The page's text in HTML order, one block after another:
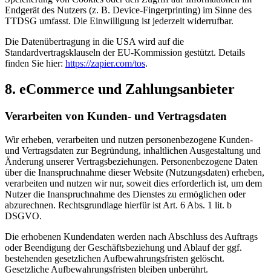
Endgerät des Nutzers (z. B. Device-Fingerprinting) im Sinne des
TTDSG umfasst. Die Einwilligung ist jederzeit widerrufbar.
Die Datenübertragung in die USA wird auf die
Standardvertragsklauseln der EU-Kommission gestützt. Details
finden Sie hier: https://zapier.com/tos.
8. eCommerce und Zahlungs­anbieter
Verarbeiten von Kunden- und Vertragsdaten
Wir erheben, verarbeiten und nutzen personenbezogene Kunden-
und Vertragsdaten zur Begründung, inhaltlichen Ausgestaltung und
Änderung unserer Vertragsbeziehungen. Personenbezogene Daten
über die Inanspruchnahme dieser Website (Nutzungsdaten) erheben,
verarbeiten und nutzen wir nur, soweit dies erforderlich ist, um dem
Nutzer die Inanspruchnahme des Dienstes zu ermöglichen oder
abzurechnen. Rechtsgrundlage hierfür ist Art. 6 Abs. 1 lit. b
DSGVO.
Die erhobenen Kundendaten werden nach Abschluss des Auftrags
oder Beendigung der Geschäftsbeziehung und Ablauf der ggf.
bestehenden gesetzlichen Aufbewahrungsfristen gelöscht.
Gesetzliche Aufbewahrungsfristen bleiben unberührt.